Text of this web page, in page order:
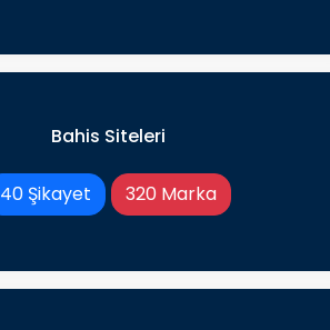
Bahis Siteleri
40 Şikayet 320 Marka